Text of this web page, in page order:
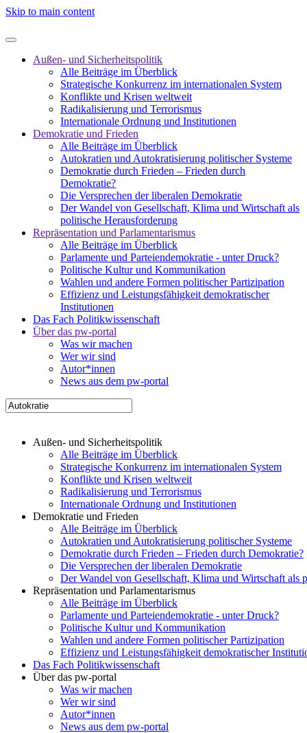
Skip to main content
Außen- und Sicherheitspolitik
Alle Beiträge im Überblick
Strategische Konkurrenz im internationalen System
Konflikte und Krisen weltweit
Radikalisierung und Terrorismus
Internationale Ordnung und Institutionen
Demokratie und Frieden
Alle Beiträge im Überblick
Autokratien und Autokratisierung politischer Systeme
Demokratie durch Frieden – Frieden durch
Demokratie?
Die Versprechen der liberalen Demokratie
Der Wandel von Gesellschaft, Klima und Wirtschaft als
politische Herausforderung
Repräsentation und Parlamentarismus
Alle Beiträge im Überblick
Parlamente und Parteiendemokratie - unter Druck?
Politische Kultur und Kommunikation
Wahlen und andere Formen politischer Partizipation
Effizienz und Leistungsfähigkeit demokratischer
Institutionen
Das Fach Politikwissenschaft
Über das pw-portal
Was wir machen
Wer wir sind
Autor*innen
News aus dem pw-portal
Außen- und Sicherheitspolitik
Alle Beiträge im Überblick
Strategische Konkurrenz im internationalen System
Konflikte und Krisen weltweit
Radikalisierung und Terrorismus
Internationale Ordnung und Institutionen
Demokratie und Frieden
Alle Beiträge im Überblick
Autokratien und Autokratisierung politischer Systeme
Demokratie durch Frieden – Frieden durch Demokratie?
Die Versprechen der liberalen Demokratie
Der Wandel von Gesellschaft, Klima und Wirtschaft als
Repräsentation und Parlamentarismus
Alle Beiträge im Überblick
Parlamente und Parteiendemokratie - unter Druck?
Politische Kultur und Kommunikation
Wahlen und andere Formen politischer Partizipation
Effizienz und Leistungsfähigkeit demokratischer
Das Fach Politikwissenschaft
Über das pw-portal
Was wir machen
Wer wir sind
Autor*innen
News aus dem pw-portal